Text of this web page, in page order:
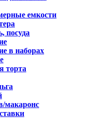
емкости
посуда
в наборах
торта
макаронс